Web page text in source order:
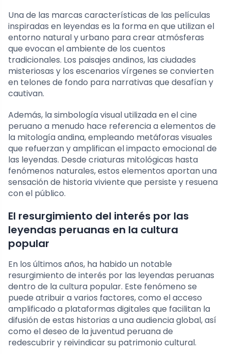
Una de las marcas características de las películas
inspiradas en leyendas es la forma en que utilizan el
entorno natural y urbano para crear atmósferas
que evocan el ambiente de los cuentos
tradicionales. Los paisajes andinos, las ciudades
misteriosas y los escenarios vírgenes se convierten
en telones de fondo para narrativas que desafían y
cautivan.
Además, la simbología visual utilizada en el cine
peruano a menudo hace referencia a elementos de
la mitología andina, empleando metáforas visuales
que refuerzan y amplifican el impacto emocional de
las leyendas. Desde criaturas mitológicas hasta
fenómenos naturales, estos elementos aportan una
sensación de historia viviente que persiste y resuena
con el público.
El resurgimiento del interés por las
leyendas peruanas en la cultura
popular
En los últimos años, ha habido un notable
resurgimiento de interés por las leyendas peruanas
dentro de la cultura popular. Este fenómeno se
puede atribuir a varios factores, como el acceso
amplificado a plataformas digitales que facilitan la
difusión de estas historias a una audiencia global, así
como el deseo de la juventud peruana de
redescubrir y reivindicar su patrimonio cultural.